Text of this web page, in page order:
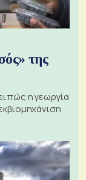
της
πώς η γεωργία